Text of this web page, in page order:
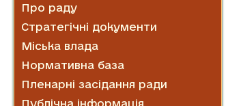
Про раду
Стратегічні документи
Міська влада
Нормативна база
Пленарні засідання ради
Публічна інформація